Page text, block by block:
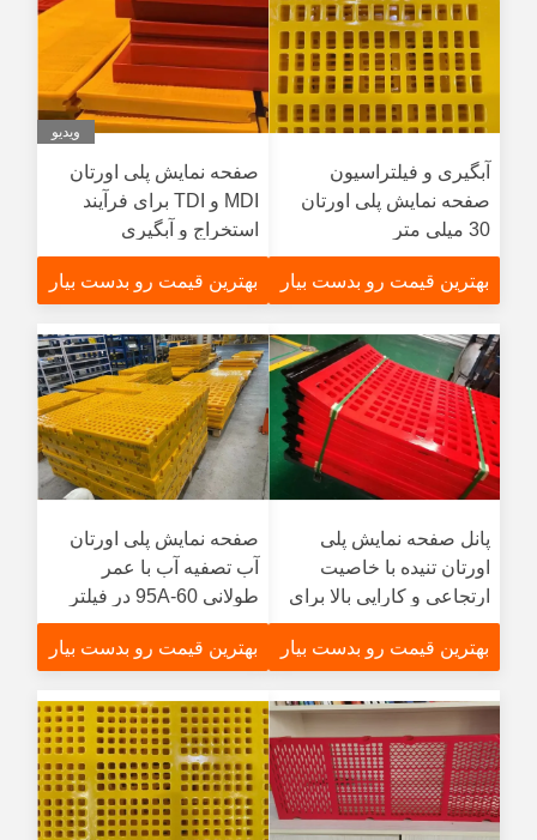
آبگیری و فیلتراسیون
صفحه نمایش پلی اورتان
30 میلی متر
بهترین قیمت رو بدست بیار
ویدیو
صفحه نمایش پلی اورتان
MDI و TDI برای فرآیند
استخراج و آبگیری
بهترین قیمت رو بدست بیار
پانل صفحه نمایش پلی
اورتان تنیده با خاصیت
ارتجاعی و کارایی بالا برای
استخراج
بهترین قیمت رو بدست بیار
صفحه نمایش پلی اورتان
آب تصفیه آب با عمر
طولانی 60-95A در فیلتر
تصفیه گرد و غبار
بهترین قیمت رو بدست بیار